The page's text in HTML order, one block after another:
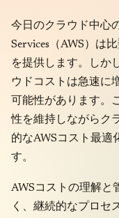
今日のクラウド中心
Services（AWS）は
を提供します。しか
ウドコストは急速に
可能性があります。
性を維持しながらク
的なAWSコスト最適
す。
AWSコストの理解と
く、継続的なプロセ